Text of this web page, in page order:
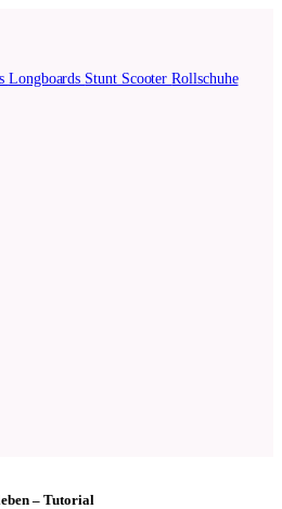
Longboards Stunt ScooterRollschuhe
– Tutorial